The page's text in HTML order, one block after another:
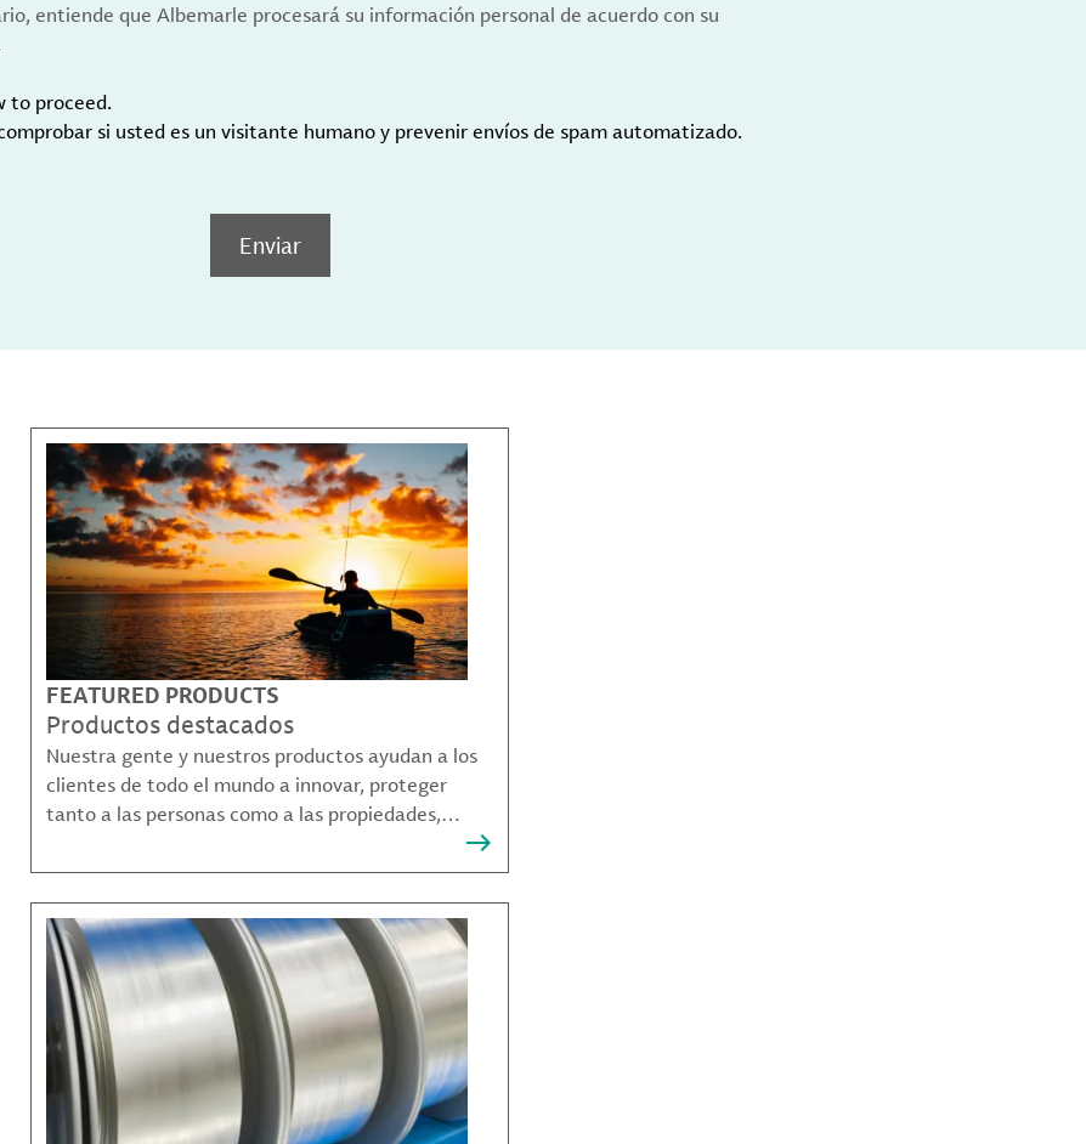
entiende que Albemarle procesará su información personal de acuerdo con su
to proceed.
si usted es un visitante humano y prevenir envíos de spam automatizado.
Enviar
FEATURED PRODUCTS
Productos destacados
Nuestra gente y nuestros productos ayudan a los
clientes de todo el mundo a innovar, proteger
tanto a las personas como a las propiedades,
sostenibles de moverse, comunicarse y prosperar.